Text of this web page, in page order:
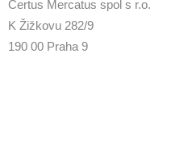
Certus Mercatus spol s r.o.
K Žižkovu 282/9
190 00 Praha 9